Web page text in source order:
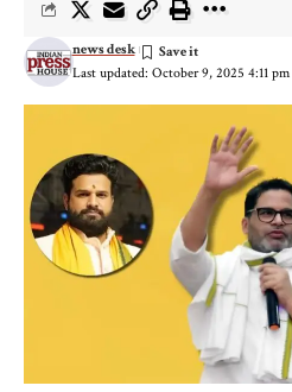
Last updated: October 9, 2025 4:11 pm
news desk